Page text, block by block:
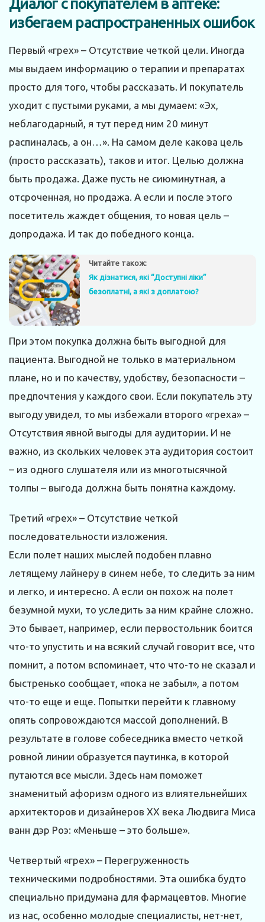
Диалог с покупателем в аптеке:
избегаем распространенных ошибок
Первый «грех» – Отсутствие четкой цели. Иногда
мы выдаем информацию о терапии и препаратах
просто для того, чтобы рассказать. И покупатель
уходит с пустыми руками, а мы думаем: «Эх,
неблагодарный, я тут перед ним 20 минут
распиналась, а он…». На самом деле какова цель
(просто рассказать), таков и итог. Целью должна
быть продажа. Даже пусть не сиюминутная, а
отсроченная, но продажа. А если и после этого
посетитель жаждет общения, то новая цель –
допродажа. И так до победного конца.
Читайте також:
Як дізнатися, які “Доступні ліки”
безоплатні, а які з доплатою?
При этом покупка должна быть выгодной для
пациента. Выгодной не только в материальном
плане, но и по качеству, удобству, безопасности –
предпочтения у каждого свои. Если покупатель эту
выгоду увидел, то мы избежали второго «греха» –
Отсутствия явной выгоды для аудитории. И не
важно, из скольких человек эта аудитория состоит
– из одного слушателя или из многотысячной
толпы – выгода должна быть понятна каждому.
Третий «грех» – Отсутствие четкой
последовательности изложения.
Если полет наших мыслей подобен плавно
летящему лайнеру в синем небе, то следить за ним
и легко, и интересно. А если он похож на полет
безумной мухи, то уследить за ним крайне сложно.
Это бывает, например, если первостольник боится
что-то упустить и на всякий случай говорит все, что
помнит, а потом вспоминает, что что-то не сказал и
быстренько сообщает, «пока не забыл», а потом
что-то еще и еще. Попытки перейти к главному
опять сопровождаются массой дополнений. В
результате в голове собеседника вместо четкой
ровной линии образуется паутинка, в которой
путаются все мысли. Здесь нам поможет
знаменитый афоризм одного из влиятельнейших
архитекторов и дизайнеров ХХ века Людвига Миса
ванн дэр Роэ: «Меньше – это больше».
Четвертый «грех» – Перегруженность
техническими подробностями. Эта ошибка будто
специально придумана для фармацевтов. Многие
из нас, особенно молодые специалисты, нет-нет,